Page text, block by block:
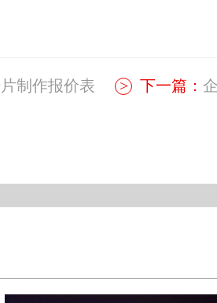
制作报价表 下一篇：